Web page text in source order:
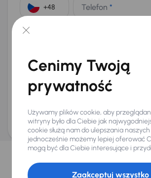
Telefon *
E-mail
Na numer telefonu (opcjonalnie)
Wyślij zapytanie
ani zagwarantowaną dostępnością pojazdu. AURES Holdings
Dopraváků 874/15, Čimice, 184 00 Praga 8, będzie
Twoje dane osobowe zgodnie z zasadami ochrony i
osobowych
Wybraliśmy dla
Wybieramy dla Ciebienajlepsze pojazdyz
dla Ciebiedo 400 pojazdów
Cenimy Twoją
prywatność
Używamy plików cookie, aby
witryny było dla Ciebie jak
cookie służą nam do ulepszania naszych
jednocześnie możemy lepiej oferować
mogą być dla Ciebie interesujące i
Zaakceptuj wszystko